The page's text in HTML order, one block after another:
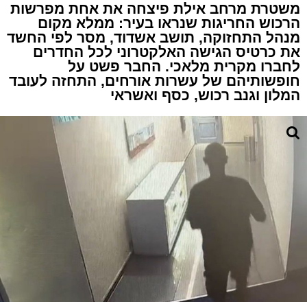
משטרת מרחב אילת פיצחה את אחת מפרשות
הרכוש החריגות שנראו בעיר: ממלא מקום
מנהל התחזוקה, תושב אשדוד, מסר לפי החשד
את כרטיס הגישה האלקטרוני לכל החדרים
לחברו מקרית מלאכי. החבר פשט על
חופשותיהם של עשרות אורחים, התחזה לעובד
המלון וגנב רכוש, כסף ואשראי